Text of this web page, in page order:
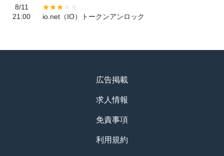
8/11
21:00
io.net（IO）トークンアンロック
広告掲載
求人情報
免責事項
利用規約